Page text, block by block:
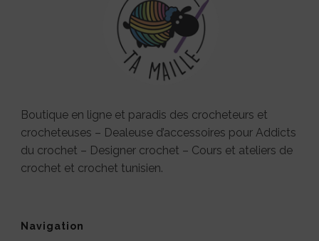
Boutique en ligne et paradis des crocheteurs et
crocheteuses – Dealeuse d’accessoires pour Addicts
du crochet – Designer crochet – Cours et ateliers de
crochet et crochet tunisien.
Navigation